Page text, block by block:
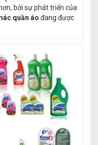
bởi sự phát triển của
quần áo đang được